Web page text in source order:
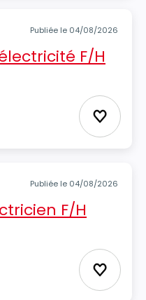
Publiée le 04/08/2026
F/H
Ajouter
Publiée le 04/08/2026
F/H
Ajouter